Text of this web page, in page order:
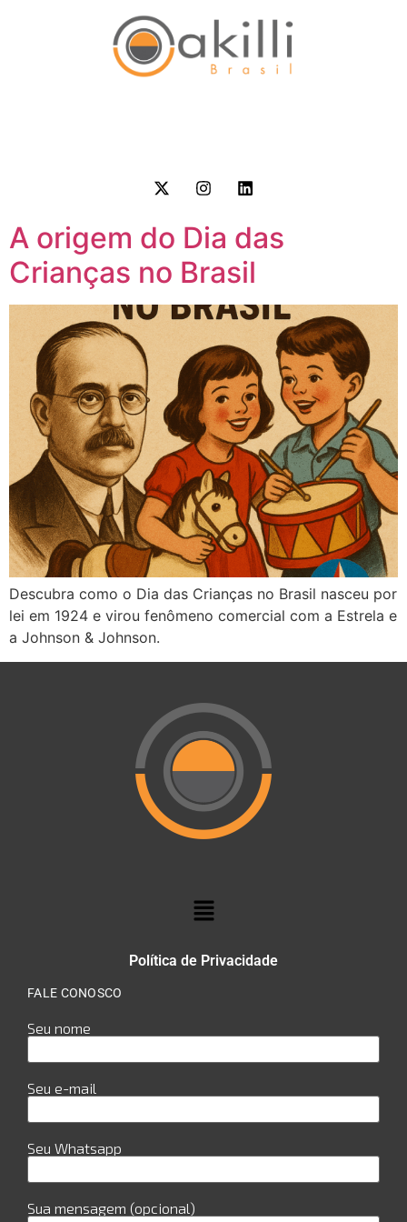
A origem do Dia das
Crianças no Brasil
Descubra como o Dia das Crianças no Brasil nasceu por
lei em 1924 e virou fenômeno comercial com a Estrela e
a Johnson & Johnson.
Política de Privacidade
FALE CONOSCO
Seu nome
Seu e-mail
Seu Whatsapp
Sua mensagem (opcional)